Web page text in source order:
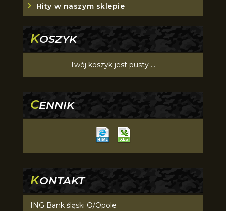
Hity w naszym sklepie
KOSZYK
Twój koszyk jest pusty ...
CENNIK
KONTAKT
ING Bank śląski O/Opole